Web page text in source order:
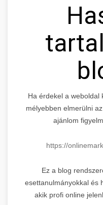
Ha érdekel a weboldal
mélyebben elmerülni
ajánlom
https://
Ez a blog
esettanulmányokkal és
akik profi online